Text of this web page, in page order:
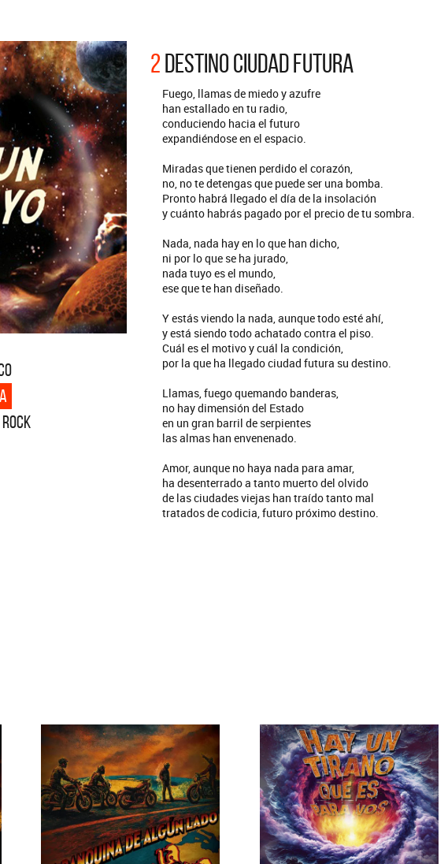
2DESTINO CIUDAD FUTURA
Fuego, llamas de miedo y azufre
han estallado en tu radio,
conduciendo hacia el futuro
expandiéndose en el espacio.
Miradas que tienen perdido el corazón,
no, no te detengas que puede ser una bomba.
Pronto habrá llegado el día de la insolación
y cuánto habrás pagado por el precio de tu sombra.
Nada, nada hay en lo que han dicho,
ni por lo que se ha jurado,
nada tuyo es el mundo,
ese que te han diseñado.
Y estás viendo la nada, aunque todo esté ahí,
y está siendo todo achatado contra el piso.
Cuál es el motivo y cuál la condición,
por la que ha llegado ciudad futura su destino.
Llamas, fuego quemando banderas,
no hay dimensión del Estado
en un gran barril de serpientes
las almas han envenenado.
Amor, aunque no haya nada para amar,
ha desenterrado a tanto muerto del olvido
de las ciudades viejas han traído tanto mal
tratados de codicia, futuro próximo destino.
Patricio Rey y